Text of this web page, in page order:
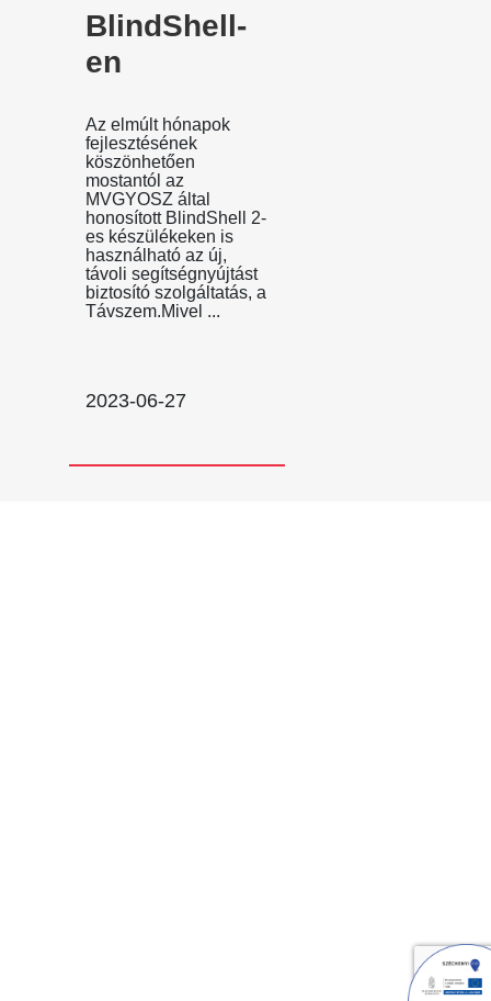
BlindShell-
en
Az elmúlt hónapok
fejlesztésének
köszönhetően
mostantól az
MVGYOSZ által
honosított BlindShell 2-
es készülékeken is
használható az új,
távoli segítségnyújtást
biztosító szolgáltatás, a
Távszem.Mivel ...
2023-06-27